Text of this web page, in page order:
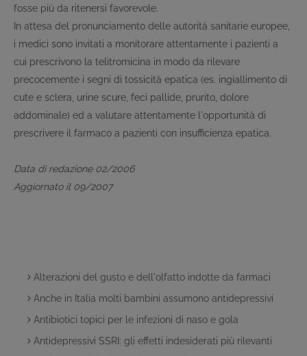
fosse più da ritenersi favorevole.
In attesa del pronunciamento delle autorità sanitarie europee,
i medici sono invitati a monitorare attentamente i pazienti a
cui prescrivono la telitromicina in modo da rilevare
precocemente i segni di tossicità epatica (es. ingiallimento di
cute e sclera, urine scure, feci pallide, prurito, dolore
addominale) ed a valutare attentamente l'opportunità di
prescrivere il farmaco a pazienti con insufficienza epatica.
Data di redazione 02/2006
Aggiornato il 09/2007
Alterazioni del gusto e dell'olfatto indotte da farmaci
Anche in Italia molti bambini assumono antidepressivi
Antibiotici topici per le infezioni di naso e gola
Antidepressivi SSRI: gli effetti indesiderati più rilevanti